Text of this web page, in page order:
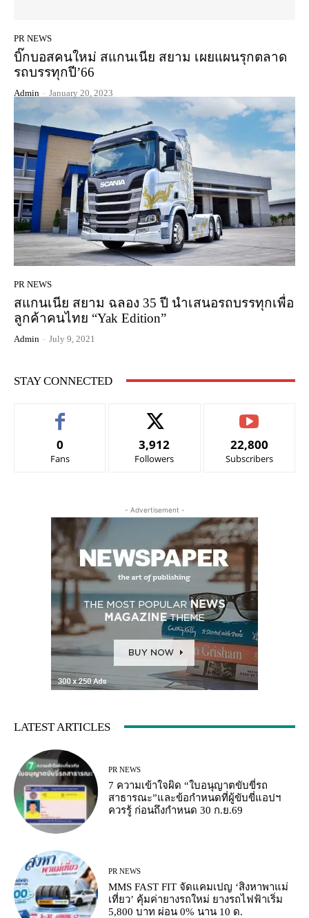
PR NEWS
บิ๊กบอสคนใหม่ สแกนเนีย สยาม เผยแผนรุกตลาด
รถบรรทุกปี’66
Admin - January 20, 2023
PR NEWS
สแกนเนีย สยาม ฉลอง 35 ปี นำเสนอรถบรรทุกเพื่อ
ลูกค้าคนไทย “Yak Edition”
Admin - July 9, 2021
STAY CONNECTED
0
Fans
3,912
Followers
22,800
Subscribers
- Advertisement -
LATEST ARTICLES
PR NEWS
7 ความเข้าใจผิด “ใบอนุญาตขับขี่รถ
สาธารณะ”และข้อกำหนดที่ผู้ขับขี่แอปฯ
ควรรู้ ก่อนถึงกำหนด 30 ก.ย.69
PR NEWS
MMS FAST FIT จัดแคมเปญ ‘สิงหาพาแม่
เที่ยว’ คุ้มค่ายางรถใหม่ ยางรถไฟฟ้าเริ่ม
5,800 บาท ผ่อน 0% นาน 10 ด.